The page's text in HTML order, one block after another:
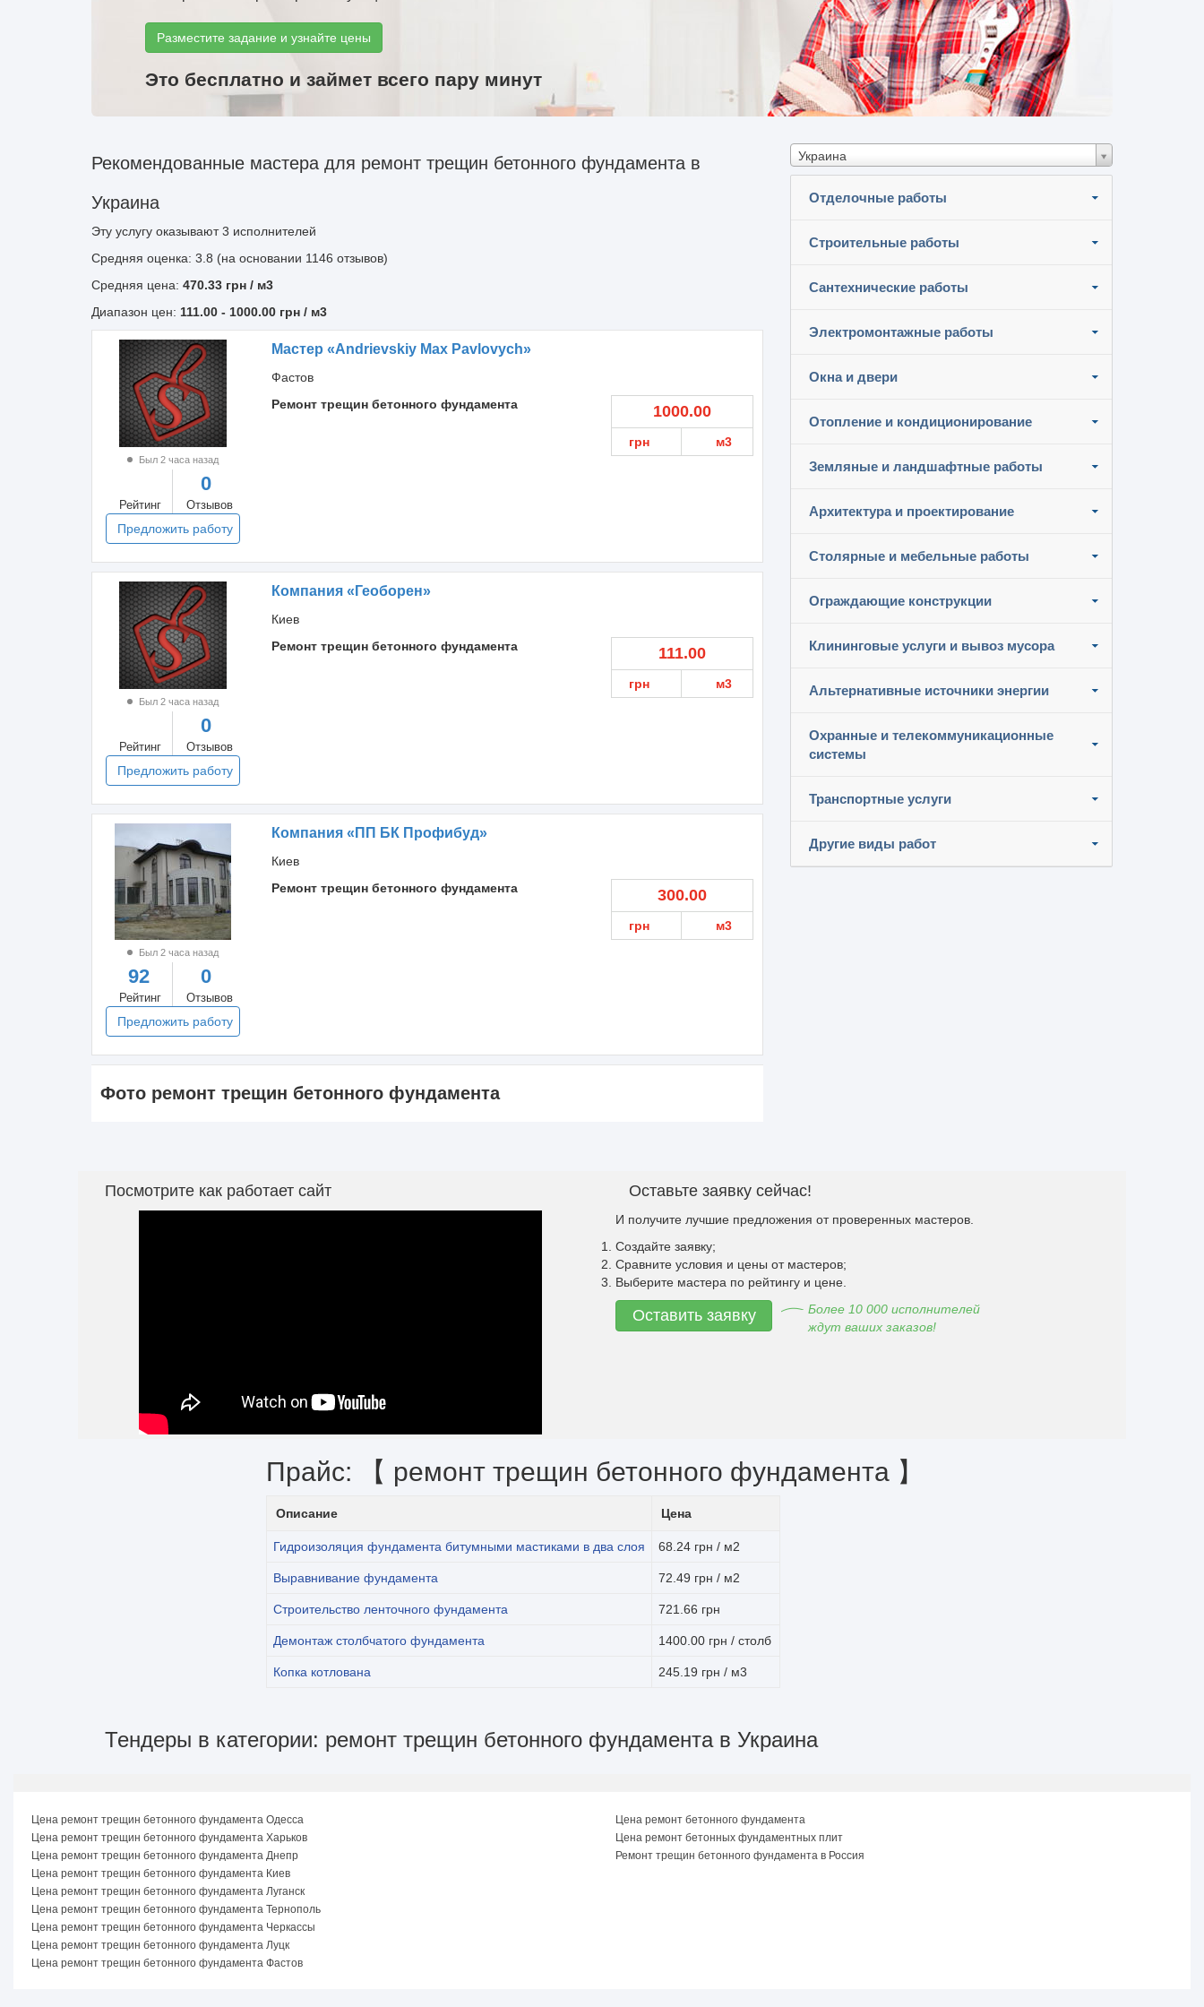
Разместите задание и узнайте цены
Это бесплатно и займет всего пару минут
Украина
Отделочные работы
Строительные работы
Сантехнические работы
Электромонтажные работы
Окна и двери
Отопление и кондиционирование
Земляные и ландшафтные работы
Архитектура и проектирование
Столярные и мебельные работы
Ограждающие конструкции
Клининговые услуги и вывоз мусора
Альтернативные источники энергии
Охранные и телекоммуникационные
системы
Транспортные услуги
Другие виды работ
Рекомендованные мастера для ремонт трещин бетонного фундамента в
Украина
Эту услугу оказывают3 исполнителей
Средняя оценка: 3.8 (на основании 1146 отзывов)
Средняя цена: 470.33 грн / м3
Диапазон цен: 111.00 - 1000.00 грн / м3
Был 2 часа назад
Рейтинг
0
Отзывов
Предложить работу
Мастер «Andrievskiy Max Pavlovych»
Фастов
Ремонт трещин бетонного фундамента
1000.00
грн м3
Был 2 часа назад
Рейтинг
0
Отзывов
Предложить работу
Компания «Геоборен»
Киев
Ремонт трещин бетонного фундамента
111.00
грн м3
Был 2 часа назад
92
Рейтинг
0
Отзывов
Предложить работу
Компания «ПП БК Профибуд»
Киев
Ремонт трещин бетонного фундамента
300.00
грн м3
Фото ремонт трещин бетонного фундамента
Посмотрите как работает сайт Оставьте заявку сейчас!
И получите лучшие предложения от проверенных мастеров.
Создайте заявку;
Сравните условия и цены от мастеров;
Выберите мастера по рейтингу и цене.
Оставить заявку
Более 10 000 исполнителей
ждут ваших заказов!
Прайс: 【 ремонт трещин бетонного фундамента 】
Описание Цена
Гидроизоляция фундамента битумными мастиками в два слоя 68.24 грн / м2
Выравнивание фундамента 72.49 грн / м2
Строительство ленточного фундамента 721.66 грн
Демонтаж столбчатого фундамента 1400.00 грн / столб
Копка котлована 245.19 грн / м3
Тендеры в категории: ремонт трещин бетонного фундамента в Украина
Цена ремонт трещин бетонного фундамента Одесса
Цена ремонт трещин бетонного фундамента Харьков
Цена ремонт трещин бетонного фундамента Днепр
Цена ремонт трещин бетонного фундамента Киев
Цена ремонт трещин бетонного фундамента Луганск
Цена ремонт трещин бетонного фундамента Тернополь
Цена ремонт трещин бетонного фундамента Черкассы
Цена ремонт трещин бетонного фундамента Луцк
Цена ремонт трещин бетонного фундамента Фастов
Цена ремонт бетонного фундамента
Цена ремонт бетонных фундаментных плит
Ремонт трещин бетонного фундамента в Россия